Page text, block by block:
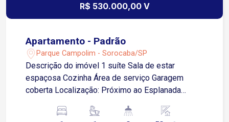
R$ 530.000,00 V
Apartamento - Padrão
Parque Campolim - Sorocaba/SP
Descrição do imóvel 1 suíte Sala de estar
espaçosa Cozinha Área de serviço Garagem
coberta Localização: Próximo ao Esplanada
McDonald?s Acesso fácil a principais avenidas e